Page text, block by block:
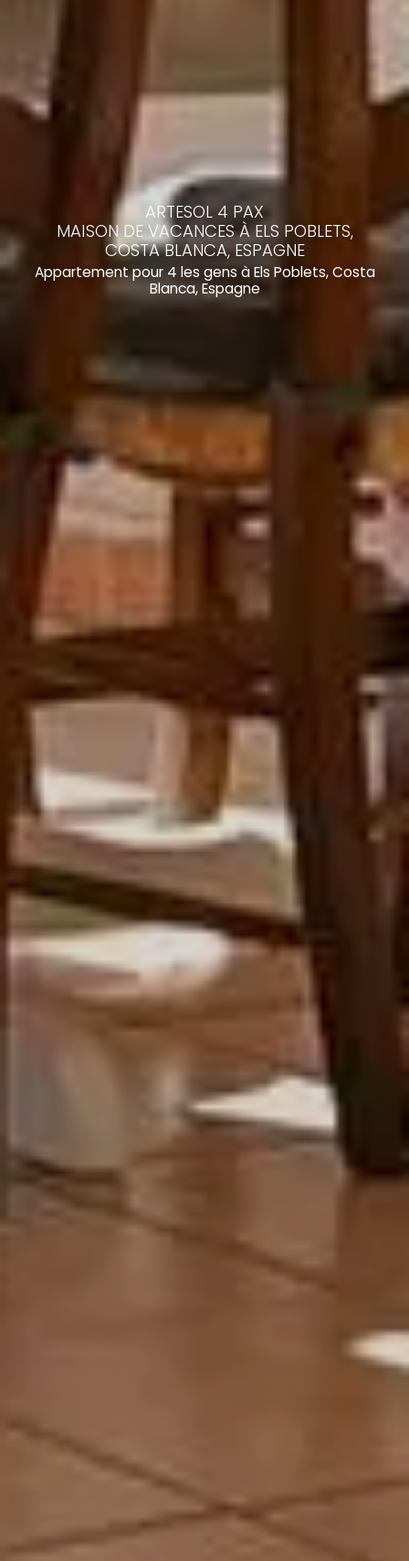
ARTESOL 4 PAX
MAISON DE VACANCES À ELS POBLETS,
COSTA BLANCA, ESPAGNE
Appartement pour 4 les gens à Els Poblets, Costa
Blanca, Espagne